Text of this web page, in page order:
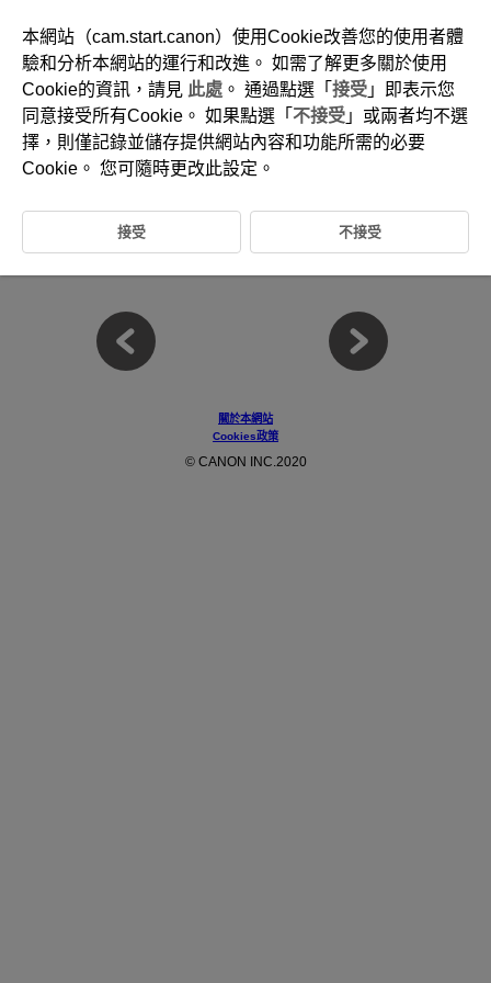
D101-061
拍攝和記錄
靜止影像拍攝
關於本網站
Cookies政策
© CANON INC.2020
本網站（cam.start.canon）使用Cookie改善您的使用者體
驗和分析本網站的運行和改進。 如需了解更多關於使用
Cookie的資訊，請見 此處 。 通過點選「 接受 」即表示您
同意接受所有Cookie。 如果點選「 不接受 」或兩者均不選
擇，則僅記錄並儲存提供網站內容和功能所需的必要
Cookie。 您可隨時更改此設定。
接受 不接受